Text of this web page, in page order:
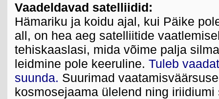
Vaadeldavad satelliidid:
Hämariku ja koidu ajal, kui Päike
all, on hea aeg satelliitide
tehiskaaslasi, mida võime palja
leidmine pole keeruline. Tuleb
suunda. Suurimad
kosmosejaama ülelend ning iriidiumi